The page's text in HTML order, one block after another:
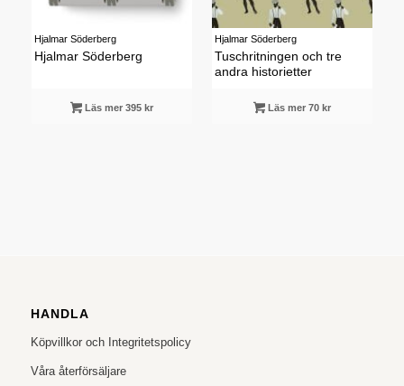
Hjalmar Söderberg
Hjalmar Söderberg
Läs mer 395 kr
Hjalmar Söderberg
Tuschritningen och tre
andra historietter
Läs mer 70 kr
HANDLA
Köpvillkor och Integritetspolicy
Våra återförsäljare